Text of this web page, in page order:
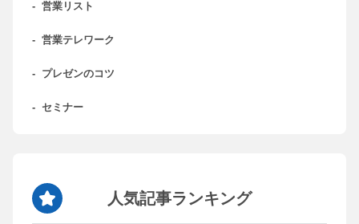
- 営業リスト
- 営業テレワーク
- プレゼンのコツ
- セミナー
人気記事ランキング